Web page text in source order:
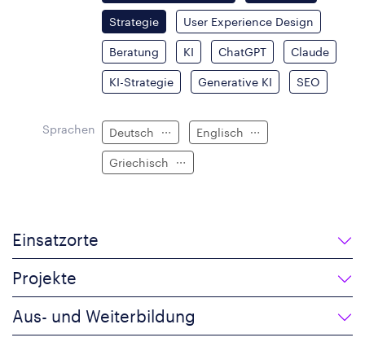
Strategie User Experience Design
Beratung KI ChatGPT Claude
KI-Strategie Generative KI SEO
Sprachen Deutsch Englisch
Griechisch
Einsatzorte
Projekte
Aus- und Weiterbildung